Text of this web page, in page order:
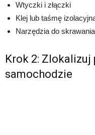
Wtyczki i złączki
Klej lub taśmę
Narzędzia do
Krok 2: Zlokalizuj
samochodzie